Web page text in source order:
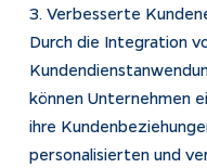
3. Verbesserte
Durch die Integration
können Unternehmen
ihre
personalisierten und